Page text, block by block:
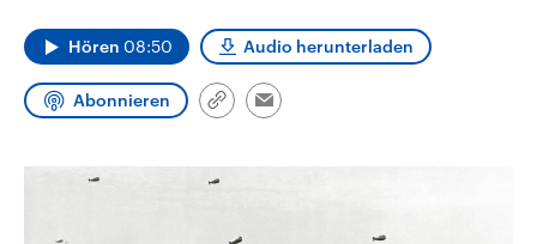
Audio-Archiv
Hören 08:50 Audio herunterladen
Abonnieren
Link
Email